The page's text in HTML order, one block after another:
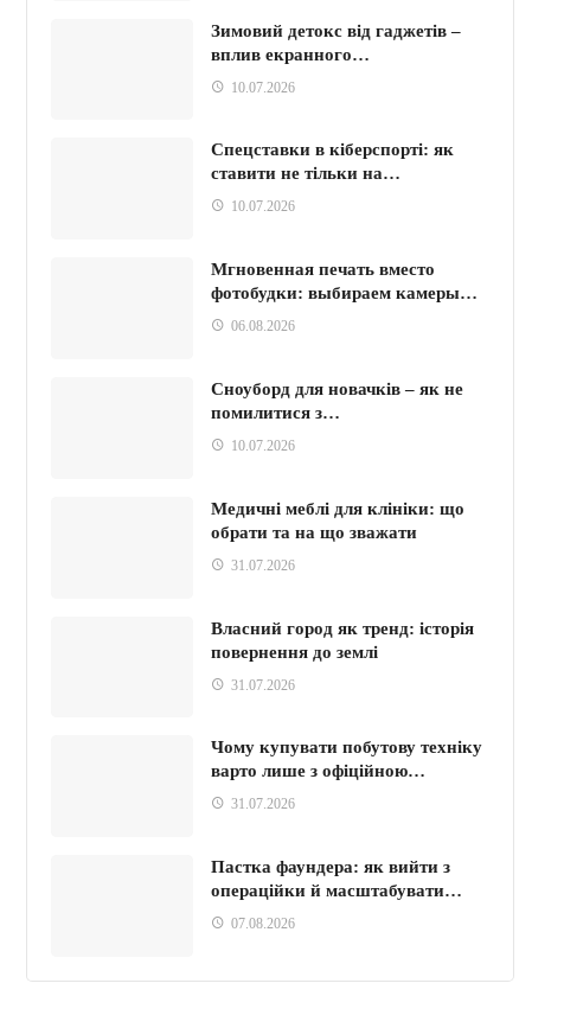
Зимовий детокс від гаджетів –
вплив екранного…
10.07.2026
Спецставки в кіберспорті: як
ставити не тільки на…
10.07.2026
Мгновенная печать вместо
фотобудки: выбираем камеры…
06.08.2026
Сноуборд для новачків – як не
помилитися з…
10.07.2026
Медичні меблі для клініки: що
обрати та на що зважати
31.07.2026
Власний город як тренд: історія
повернення до землі
31.07.2026
Чому купувати побутову техніку
варто лише з офіційною…
31.07.2026
Пастка фаундера: як вийти з
операційки й масштабувати…
07.08.2026